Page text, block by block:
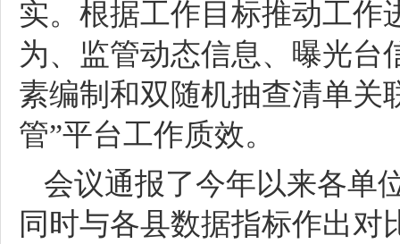
实。根据工作目标推动工作
为、监管动态信息、曝光台
素编制和双随机抽查清单关
管”平台工作质效。
会议通报了今年以来各单
同时与各县数据指标作出对